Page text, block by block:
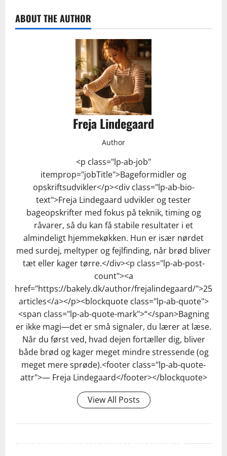
ABOUT THE AUTHOR
Freja Lindegaard
Author
<p class="lp-ab-job"
itemprop="jobTitle">Bageformidler og
opskriftsudvikler</p><div class="lp-ab-bio-
text">Freja Lindegaard udvikler og tester
bageopskrifter med fokus på teknik, timing og
råvarer, så du kan få stabile resultater i et
almindeligt hjemmekøkken. Hun er især nørdet
med surdej, meltyper og fejlfinding, når brød bliver
tæt eller kager tørre.</div><p class="lp-ab-post-
count"><a
href="https://bakely.dk/author/frejalindegaard/">25
articles</a></p><blockquote class="lp-ab-quote">
<span class="lp-ab-quote-mark">“</span>Bagning
er ikke magi—det er små signaler, du lærer at læse.
Når du først ved, hvad dejen fortæller dig, bliver
både brød og kager meget mindre stressende (og
meget mere sprøde).<footer class="lp-ab-quote-
attr">— Freja Lindegaard</footer></blockquote>
View All Posts
MIT RUGBRØD BLIVER TIT FLADT ELLER TÆT